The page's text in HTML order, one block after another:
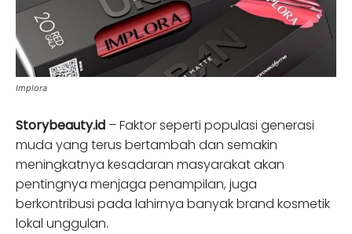
Implora
Storybeauty.id – Faktor seperti populasi generasi
muda yang terus bertambah dan semakin
meningkatnya kesadaran masyarakat akan
pentingnya menjaga penampilan, juga
berkontribusi pada lahirnya banyak brand kosmetik
lokal unggulan.